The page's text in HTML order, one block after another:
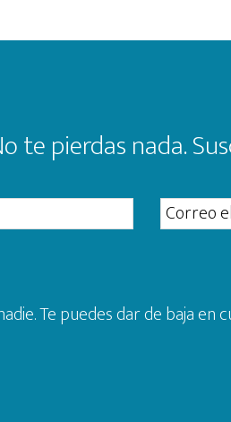
te pierdas nada.
Te puedes dar de baja